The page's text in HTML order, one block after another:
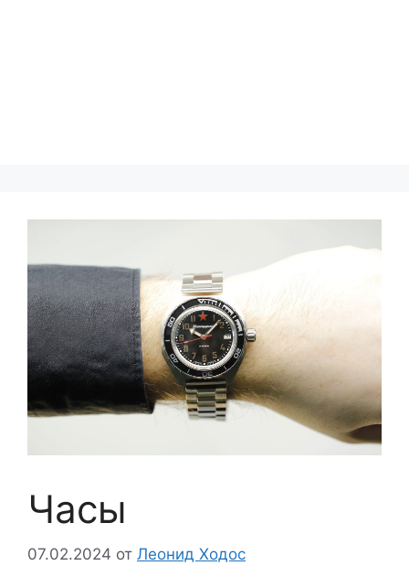
Часы
07.02.2024 от Леонид Ходос